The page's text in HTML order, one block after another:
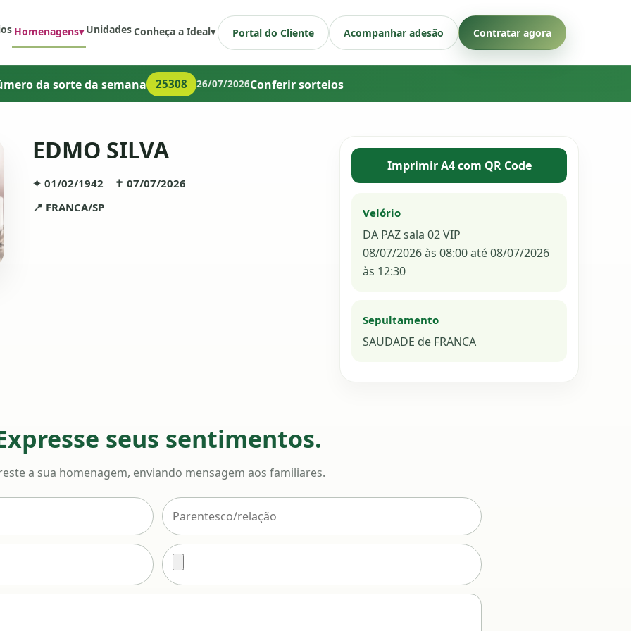
Homenagens▾ UnidadesConheça a Ideal▾ Portal do Cliente Acompanhar adesão Contratar agora
da sorte da semana 25308 26/07/2026Conferir sorteios
EDMO SILVA
✦ 01/02/1942 ✝ 07/07/2026
📍 FRANCA/SP
Imprimir A4 com QR Code
Velório
DA PAZ sala 02 VIP
08/07/2026 às 08:00 até 08/07/2026
às 12:30
Sepultamento
SAUDADE de FRANCA
seus sentimentos.
a sua homenagem, enviando mensagem aos familiares.